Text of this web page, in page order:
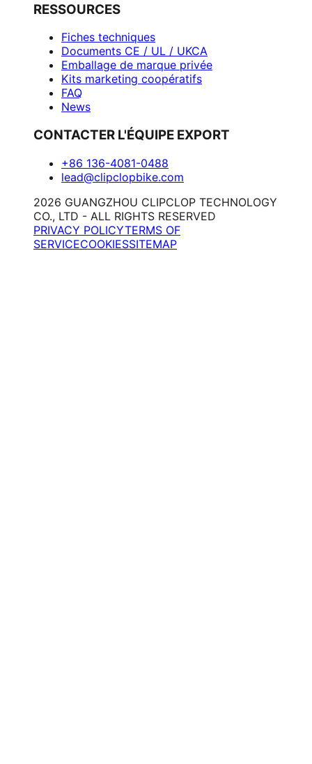
RESSOURCES
Fiches techniques
Documents CE / UL / UKCA
Emballage de marque privée
Kits marketing coopératifs
FAQ
News
CONTACTER L'ÉQUIPE EXPORT
+86 136-4081-0488
lead@clipclopbike.com
2026 GUANGZHOU CLIPCLOP TECHNOLOGY
CO., LTD - ALL RIGHTS RESERVED
PRIVACY POLICYTERMS OF
SERVICECOOKIESSITEMAP